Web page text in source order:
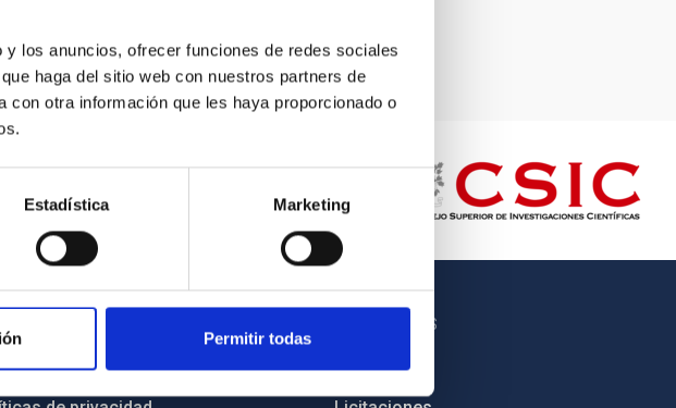
los anuncios, ofrecer funciones de redes sociales
haga del sitio web con nuestros partners de
otra información que les haya proporcionado o
Estadística Marketing
Permitir todas
web
OTROS ENLACES
Empleo